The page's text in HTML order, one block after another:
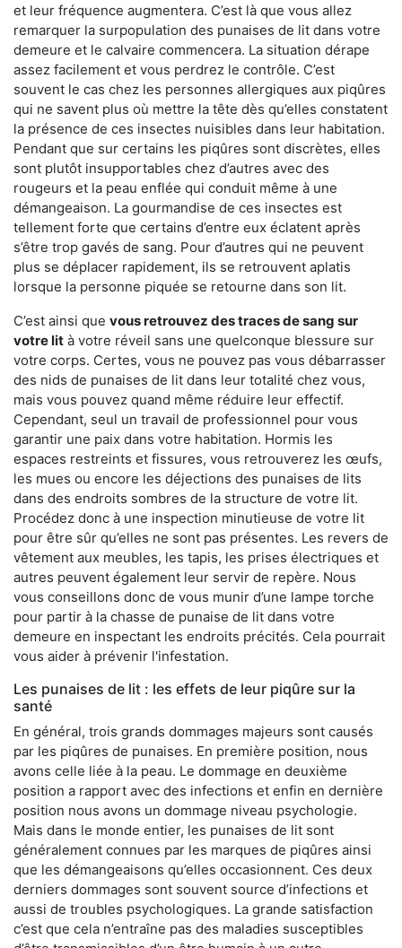
et leur fréquence augmentera. C’est là que vous allez
remarquer la surpopulation des punaises de lit dans votre
demeure et le calvaire commencera. La situation dérape
assez facilement et vous perdrez le contrôle. C’est
souvent le cas chez les personnes allergiques aux piqûres
qui ne savent plus où mettre la tête dès qu’elles constatent
la présence de ces insectes nuisibles dans leur habitation.
Pendant que sur certains les piqûres sont discrètes, elles
sont plutôt insupportables chez d’autres avec des
rougeurs et la peau enflée qui conduit même à une
démangeaison. La gourmandise de ces insectes est
tellement forte que certains d’entre eux éclatent après
s’être trop gavés de sang. Pour d’autres qui ne peuvent
plus se déplacer rapidement, ils se retrouvent aplatis
lorsque la personne piquée se retourne dans son lit.
C’est ainsi que vous retrouvez des traces de sang sur
votre lit à votre réveil sans une quelconque blessure sur
votre corps. Certes, vous ne pouvez pas vous débarrasser
des nids de punaises de lit dans leur totalité chez vous,
mais vous pouvez quand même réduire leur effectif.
Cependant, seul un travail de professionnel pour vous
garantir une paix dans votre habitation. Hormis les
espaces restreints et fissures, vous retrouverez les œufs,
les mues ou encore les déjections des punaises de lits
dans des endroits sombres de la structure de votre lit.
Procédez donc à une inspection minutieuse de votre lit
pour être sûr qu’elles ne sont pas présentes. Les revers de
vêtement aux meubles, les tapis, les prises électriques et
autres peuvent également leur servir de repère. Nous
vous conseillons donc de vous munir d’une lampe torche
pour partir à la chasse de punaise de lit dans votre
demeure en inspectant les endroits précités. Cela pourrait
vous aider à prévenir l'infestation.
Les punaises de lit : les effets de leur piqûre sur la
santé
En général, trois grands dommages majeurs sont causés
par les piqûres de punaises. En première position, nous
avons celle liée à la peau. Le dommage en deuxième
position a rapport avec des infections et enfin en dernière
position nous avons un dommage niveau psychologie.
Mais dans le monde entier, les punaises de lit sont
généralement connues par les marques de piqûres ainsi
que les démangeaisons qu’elles occasionnent. Ces deux
derniers dommages sont souvent source d’infections et
aussi de troubles psychologiques. La grande satisfaction
c’est que cela n’entraîne pas des maladies susceptibles